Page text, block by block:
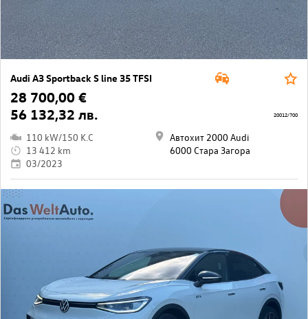
Audi A3 Sportback S line 35 TFSI
28 700,00 €
56 132,32 лв.
110 kW/150 K.C
13 412 km
03/2023
Автохит 2000 Audi
6000 Стара Загора
20012/700